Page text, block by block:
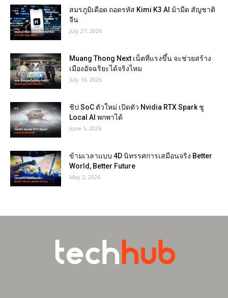
สมรภูมิเดือด ถอดรหัส Kimi K3 AI ม้ามืด สัญชาติ
จีน
July 27, 2026
Muang Thong Next เน็ตที่แรงขึ้น จะช่วยสร้าง
เมืองอัจฉริยะได้จริงไหม
July 16, 2026
ชิป SoC ตัวใหม่ เปิดตัว Nvidia RTX Spark ชู
Local AI พกพาได้
June 5, 2026
ข้ามเวลาแบบ 4D นิทรรศการเสมือนจริง Better
World, Better Future
May 2, 2026